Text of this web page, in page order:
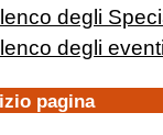
degli
degli
pagina